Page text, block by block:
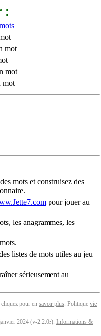
:
mot
mot
mot
mots et construisez des
pour jouer au
les anagrammes, les
listes de mots utiles au jeu
sérieusement au
pour en savoir plus. Politique vie
2024 (v-2.2.0z). Informations &